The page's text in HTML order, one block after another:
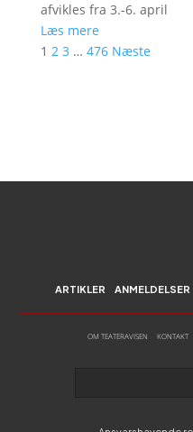
afvikles fra 3.-6. april
Læs mere
1 2 3 … 476 Næste
ARTIKLER ANMELDELSER
OM TEATERAVISEN KONTAKT